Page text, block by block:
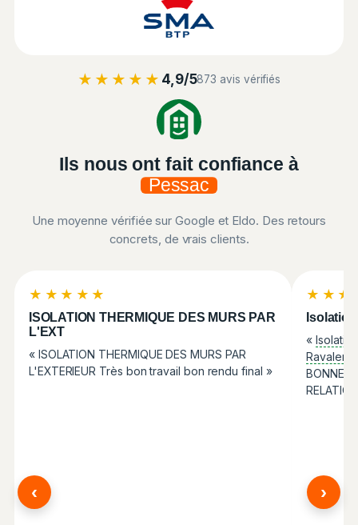
★★★★★ 4,9/5873 avis vérifiés
Ils nous ont fait confiance à
Pessac
Une moyenne vérifiée sur Google et Eldo. Des retours
concrets, de vrais clients.
‹ ›
★★★★★
ISOLATION THERMIQUE DES MURS PAR
L'EXT
« ISOLATION THERMIQUE DES MURS PAR
L'EXTERIEUR Très bon travail bon rendu final »
«
BONNE